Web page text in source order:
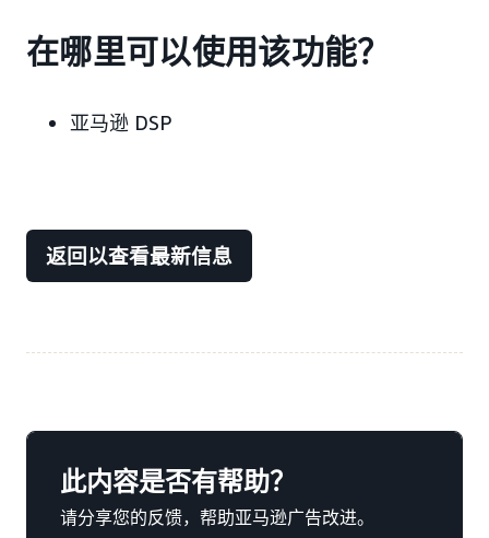
在哪里可以使用该功能？
亚马逊 DSP
返回以查看最新信息
此内容是否有帮助？
请分享您的反馈，帮助亚马逊广告改进。